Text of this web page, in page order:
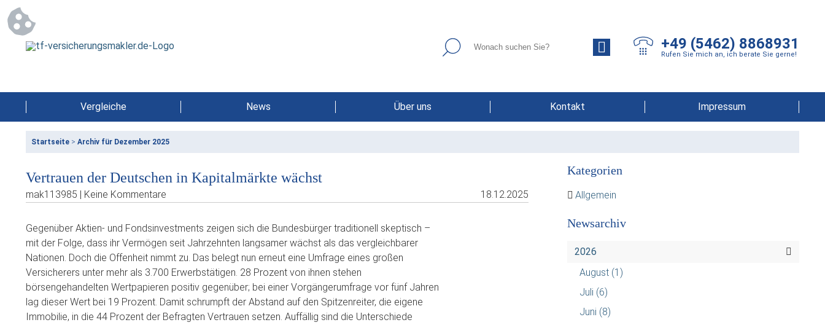
+49 (5462) 8868931
Rufen Sie mich an, ich berate Sie gerne!
Vergleiche News Über uns Kontakt Impressum
Startseite > Archiv für Dezember 2025
Vertrauen der Deutschen in Kapitalmärkte wächst
mak113985 | Keine Kommentare 18.12.2025
Gegenüber Aktien- und Fondsinvestments zeigen sich die Bundesbürger traditionell skeptisch –
mit der Folge, dass ihr Vermögen seit Jahrzehnten langsamer wächst als das vergleichbarer
Nationen. Doch die Offenheit nimmt zu. Das belegt nun erneut eine Umfrage eines großen
Versicherers unter mehr als 3.700 Erwerbstätigen. 28 Prozent von ihnen stehen
börsengehandelten Wertpapieren positiv gegenüber; bei einer Vorgängerumfrage vor fünf Jahren
lag dieser Wert bei 19 Prozent. Damit schrumpft der Abstand auf den Spitzenreiter, die eigene
Immobilie, in die 44 Prozent der Befragten Vertrauen setzen. Auffällig sind die Unterschiede
Kategorien
Allgemein
Newsarchiv
2026
August (1)
Juli (6)
Juni (8)